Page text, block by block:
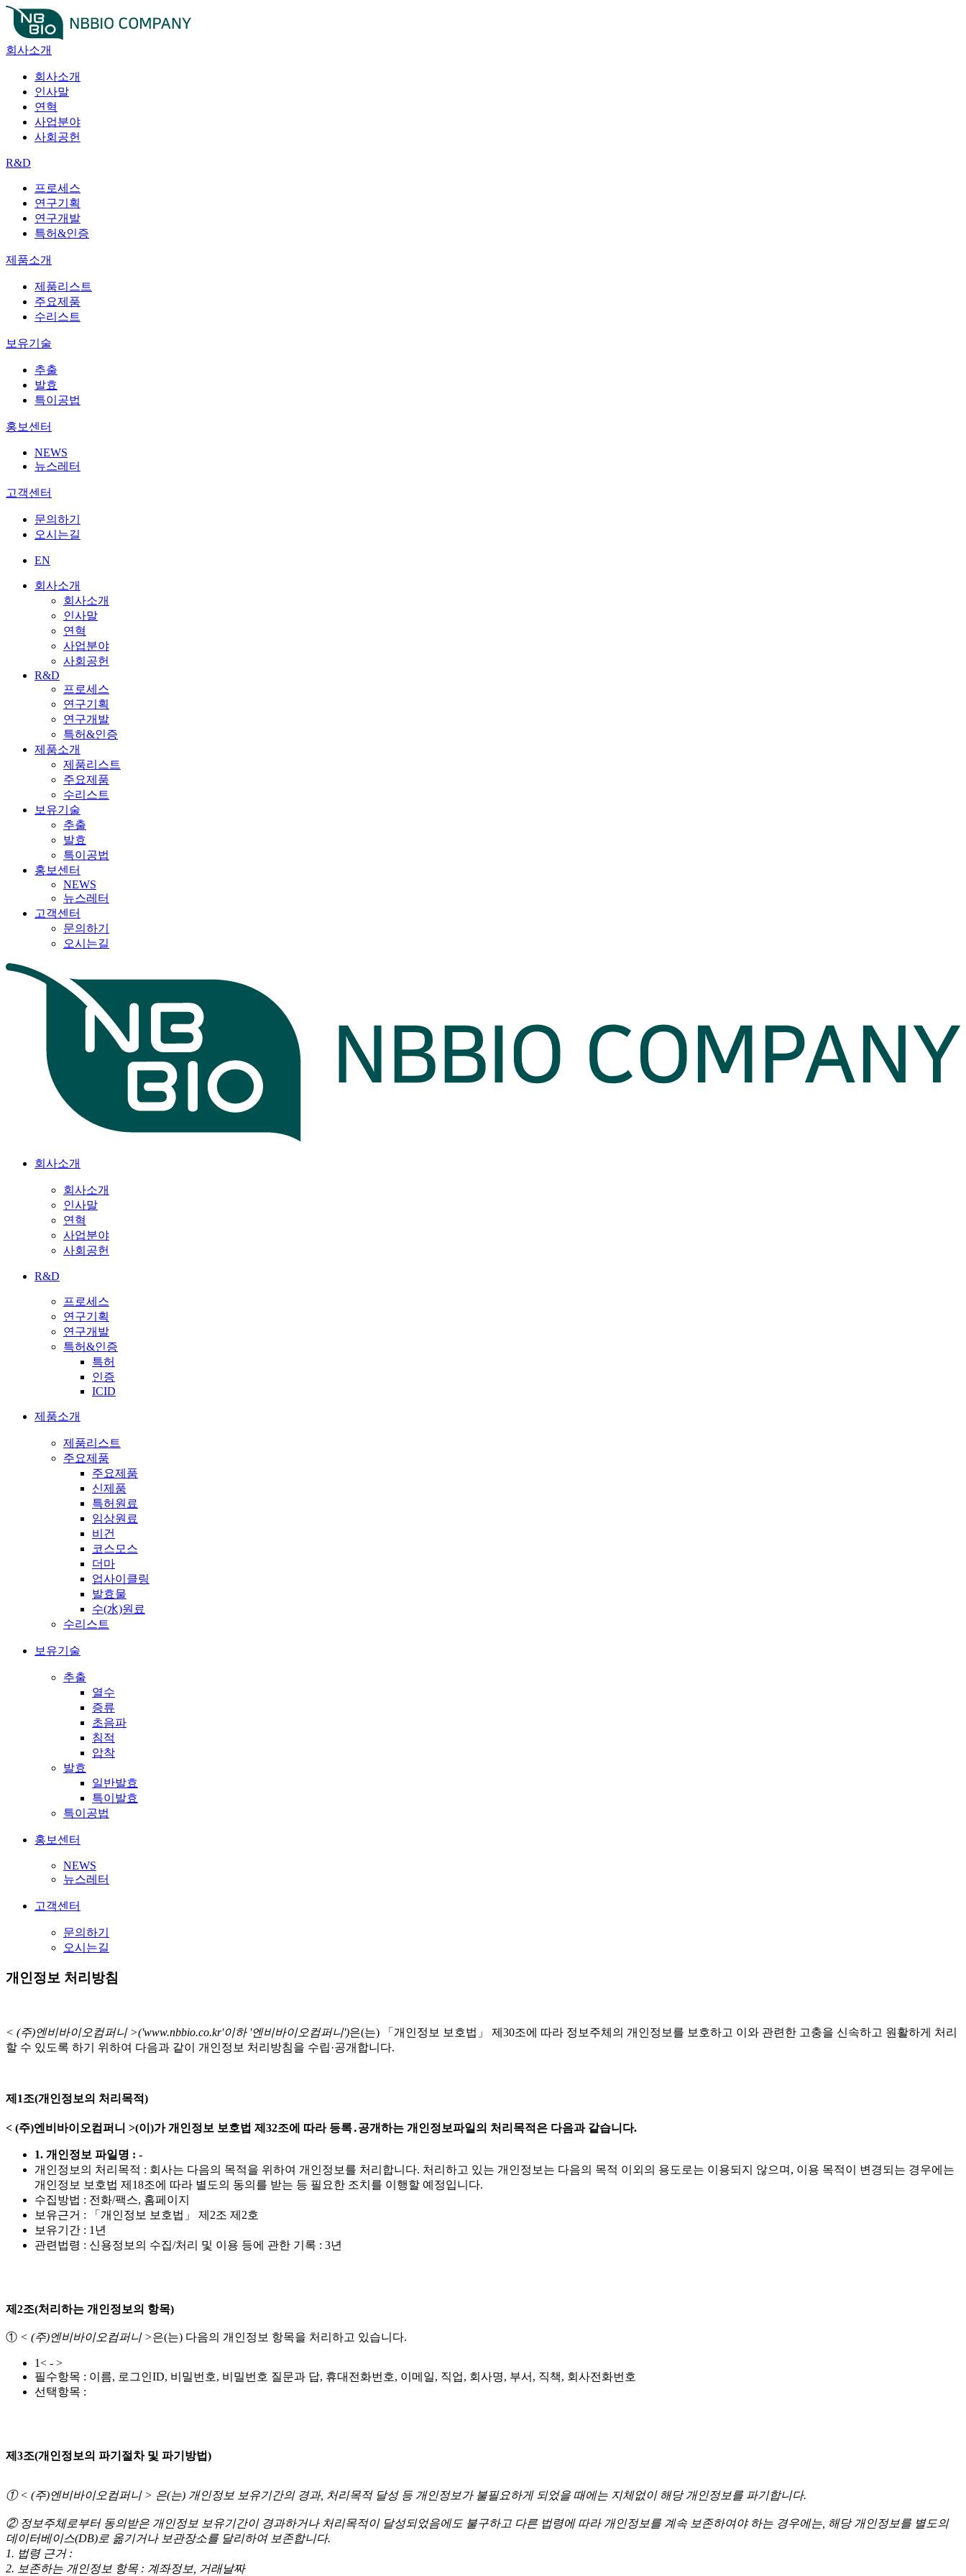
회사소개
회사소개
인사말
연혁
사업분야
사회공헌
R&D
프로세스
연구기획
연구개발
특허&인증
제품소개
제품리스트
주요제품
수리스트
보유기술
추출
발효
특이공법
홍보센터
NEWS
뉴스레터
고객센터
문의하기
오시는길
EN
회사소개
회사소개
인사말
연혁
사업분야
사회공헌
R&D
프로세스
연구기획
연구개발
특허&인증
제품소개
제품리스트
주요제품
수리스트
보유기술
추출
발효
특이공법
홍보센터
NEWS
뉴스레터
고객센터
문의하기
오시는길
회사소개
회사소개
인사말
연혁
사업분야
사회공헌
R&D
프로세스
연구기획
연구개발
특허&인증
특허
인증
ICID
제품소개
제품리스트
주요제품
주요제품
신제품
특허원료
임상원료
비건
코스모스
더마
업사이클링
발효물
수(水)원료
수리스트
보유기술
추출
열수
증류
초음파
침적
압착
발효
일반발효
특이발효
특이공법
홍보센터
NEWS
뉴스레터
고객센터
문의하기
오시는길
개인정보 처리방침
< (주)엔비바이오컴퍼니 >('www.nbbio.co.kr'이하 '엔비바이오컴퍼니')은(는) 「개인정보 보호법」 제30조에 따라 정보주체의 개인정보를 보호하고 이와 관련한 고충을 신속하고 원활하게 처리
할 수 있도록 하기 위하여 다음과 같이 개인정보 처리방침을 수립·공개합니다.
제1조(개인정보의 처리목적)
< (주)엔비바이오컴퍼니 >(이)가 개인정보 보호법 제32조에 따라 등록․공개하는 개인정보파일의 처리목적은 다음과 같습니다.
1. 개인정보 파일명 : -
개인정보의 처리목적 : 회사는 다음의 목적을 위하여 개인정보를 처리합니다. 처리하고 있는 개인정보는 다음의 목적 이외의 용도로는 이용되지 않으며, 이용 목적이 변경되는 경우에는
개인정보 보호법 제18조에 따라 별도의 동의를 받는 등 필요한 조치를 이행할 예정입니다.
수집방법 : 전화/팩스, 홈페이지
보유근거 : 「개인정보 보호법」 제2조 제2호
보유기간 : 1년
관련법령 : 신용정보의 수집/처리 및 이용 등에 관한 기록 : 3년
제2조(처리하는 개인정보의 항목)
① < (주)엔비바이오컴퍼니 >은(는) 다음의 개인정보 항목을 처리하고 있습니다.
1< - >
필수항목 : 이름, 로그인ID, 비밀번호, 비밀번호 질문과 답, 휴대전화번호, 이메일, 직업, 회사명, 부서, 직책, 회사전화번호
선택항목 :
제3조(개인정보의 파기절차 및 파기방법)
① < (주)엔비바이오컴퍼니 > 은(는) 개인정보 보유기간의 경과, 처리목적 달성 등 개인정보가 불필요하게 되었을 때에는 지체없이 해당 개인정보를 파기합니다.
② 정보주체로부터 동의받은 개인정보 보유기간이 경과하거나 처리목적이 달성되었음에도 불구하고 다른 법령에 따라 개인정보를 계속 보존하여야 하는 경우에는, 해당 개인정보를 별도의
데이터베이스(DB)로 옮기거나 보관장소를 달리하여 보존합니다.
1. 법령 근거 :
2. 보존하는 개인정보 항목 : 계좌정보, 거래날짜